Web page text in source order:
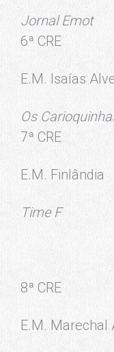
Jornal Emot
6ª CRE
E.M. Isaías
Os
7ª CRE
E.M. Finlândia
Time F
8ª CRE
E.M. Marechal